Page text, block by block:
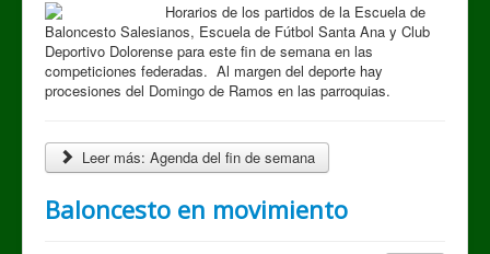
Horarios de los partidos de la Escuela de
Baloncesto Salesianos, Escuela de Fútbol Santa Ana y Club
Deportivo Dolorense para este fin de semana en las
competiciones federadas. Al margen del deporte hay
procesiones del Domingo de Ramos en las parroquias.
Leer más: Agenda del fin de semana
Baloncesto en movimiento